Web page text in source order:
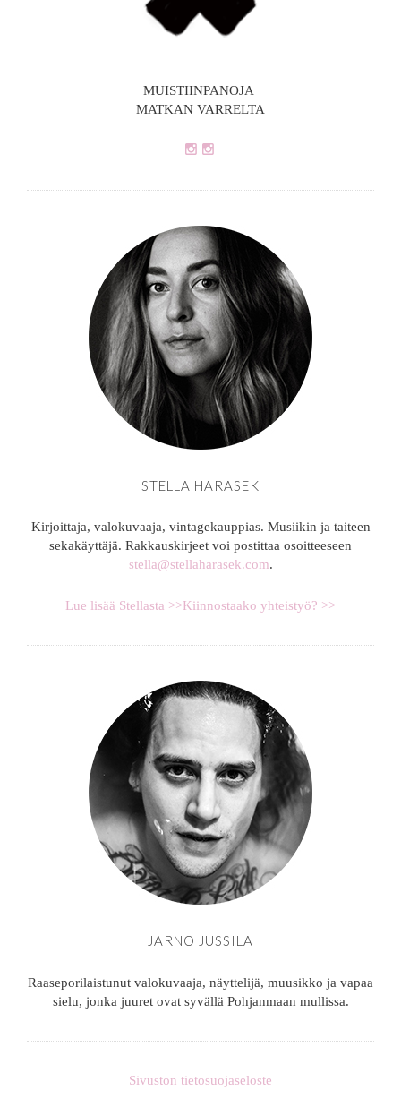
MUISTIINPANOJA
MATKAN VARRELTA
STELLA HARASEK
Kirjoittaja, valokuvaaja, vintagekauppias. Musiikin ja taiteen
sekakäyttäjä. Rakkauskirjeet voi postittaa osoitteeseen
stella@stellaharasek.com.
Lue lisää Stellasta >>Kiinnostaako yhteistyö? >>
JARNO JUSSILA
Raaseporilaistunut valokuvaaja, näyttelijä, muusikko ja vapaa
sielu, jonka juuret ovat syvällä Pohjanmaan mullissa.
Sivuston tietosuojaseloste